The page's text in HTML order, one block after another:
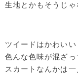
生地とかもそうじゃ
ツイードはかわいい
色んな色味が混ざ
スカートなんかは